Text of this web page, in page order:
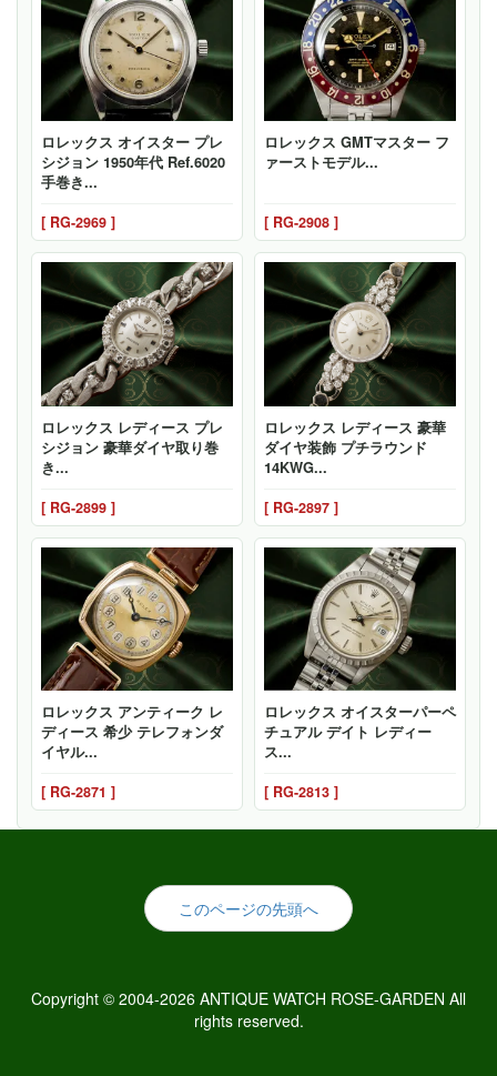
ロレックス オイスター プレ
シジョン 1950年代 Ref.6020
手巻き...
[ RG-2969 ]
ロレックス GMTマスター フ
ァーストモデル...
[ RG-2908 ]
ロレックス レディース プレ
シジョン 豪華ダイヤ取り巻
き...
[ RG-2899 ]
ロレックス レディース 豪華
ダイヤ装飾 プチラウンド
14KWG...
[ RG-2897 ]
ロレックス アンティーク レ
ディース 希少 テレフォンダ
イヤル...
[ RG-2871 ]
ロレックス オイスターパーペ
チュアル デイト レディー
ス...
[ RG-2813 ]
このページの先頭へ
Copyright © 2004-2026 ANTIQUE WATCH ROSE-GARDEN All
rights reserved.